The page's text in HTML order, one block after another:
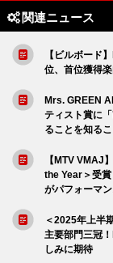
関連ニュース
【ビルボード
位、首位獲得
Mrs. GREEN
ティスト賞に
ることを知るこ
【MTV VMAJ
the Year＞受
がパフォーマ
＜2025年上半
主要部門三冠
しみに期待